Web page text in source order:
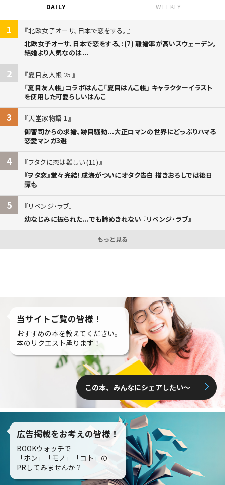
DAILY WEEKLY
1
北欧女子オーサ、日本で恋をする。
北欧女子オーサ、日本で恋をする。:(7) 離婚率が高いスウェーデン。
結婚より人気なのは...
2
夏目友人帳 25
「夏目友人帳」コラボはんこ「夏目はんこ帳」 キャラクターイラスト
を使用した可愛らしいはんこ
3
天堂家物語 1
御曹司からの求婚、跡目騒動...大正ロマンの世界にどっぷりハマる
恋愛マンガ3選
4
ヲタクに恋は難しい (11)
『ヲタ恋』堂々完結! 成海がついにオタク告白 描きおろしでは後日
譚も
5
リベンジ・ラブ
幼なじみに振られた...でも諦めきれない 『リベンジ・ラブ』
もっと見る
当サイトご覧の皆様！
おすすめの本を教えてください。
本のリクエスト承ります！
この本、みんなにシェアしたい〜
広告掲載をお考えの皆様！
BOOKウォッチで
「ホン」「モノ」「コト」の
PRしてみませんか？